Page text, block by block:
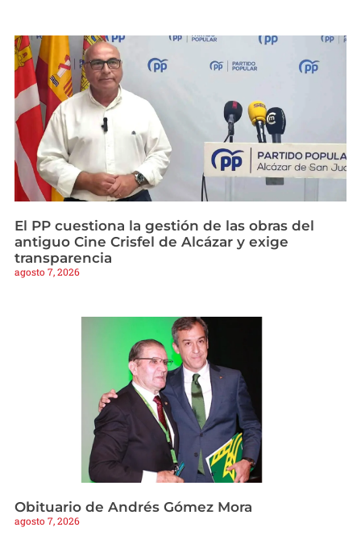
El PP cuestiona la gestión de las obras del
antiguo Cine Crisfel de Alcázar y exige
transparencia
agosto 7, 2026
Obituario de Andrés Gómez Mora
agosto 7, 2026